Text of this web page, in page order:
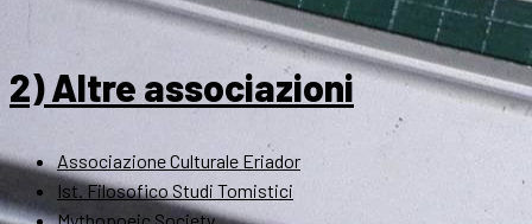
2) Altre associazioni
Associazione Culturale Eriador
Ist. Filosofico Studi Tomistici